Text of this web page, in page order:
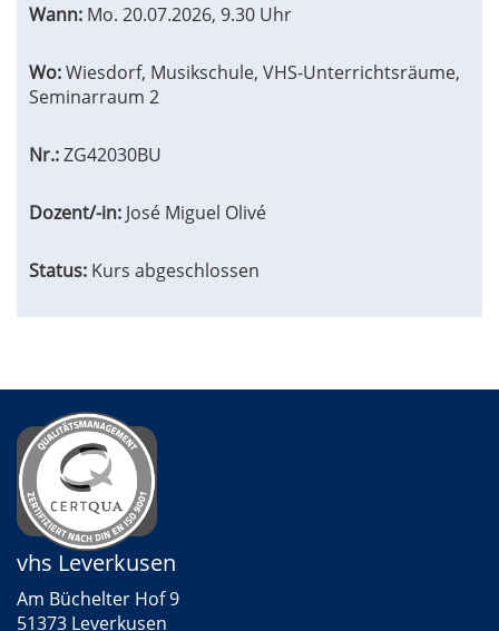
werden.
Wann: Mo. 20.07.2026, 9.30 Uhr
Wo:Wiesdorf, Musikschule, VHS-Unterrichtsräume,
Seminarraum 2
Nr.:ZG42030BU
Dozent/-in: José Miguel Olivé
Status: Kurs abgeschlossen
vhs Leverkusen
Am Büchelter Hof 9
51373 Leverkusen